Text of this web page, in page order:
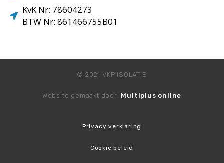
KvK Nr: 78604273
BTW Nr: 861466755B01
© 2021 VKP ISOLATIE
Website gemaakt door: Multiplus online
Privacy verklaring
Cookie beleid